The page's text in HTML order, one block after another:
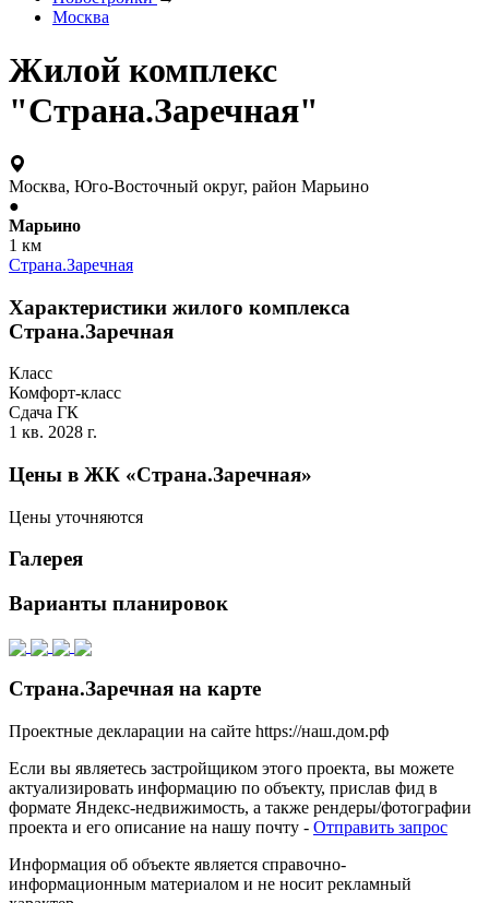
Москва
Жилой комплекс
"Страна.Заречная"
Москва, Юго-Восточный округ, район Марьино
●
Марьино
1 км
Страна.Заречная
Характеристики жилого комплекса
Страна.Заречная
Класс
Комфорт-класс
Сдача ГК
1 кв. 2028 г.
Цены в ЖК «Страна.Заречная»
Цены уточняются
Галерея
Варианты планировок
Страна.Заречная на карте
Проектные декларации на сайте https://наш.дом.рф
Если вы являетесь застройщиком этого проекта, вы можете
актуализировать информацию по объекту, прислав фид в
формате Яндекс-недвижимость, а также рендеры/фотографии
проекта и его описание на нашу почту - Отправить запрос
Информация об объекте является справочно-
информационным материалом и не носит рекламный